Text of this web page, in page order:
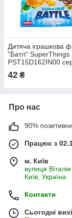
Дитяча іграшкова
"Батл" SuperThings
PST15D162IN00
42 ₴
Про нас
90%
Працює з
м. Київ
вулиця
Київ, Україна
Контакти
Сьогодні